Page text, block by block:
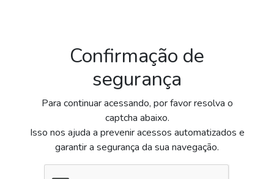
Confirmação de
segurança
Para continuar acessando, por favor resolva o
captcha abaixo.
Isso nos ajuda a prevenir acessos automatizados e
garantir a segurança da sua navegação.